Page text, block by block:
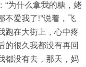
“为什么拿我的糖，姥
不爱我了!”说着，飞
跑在大街上，心中疼
的很久我都没有再回
都没有去，那天，妈